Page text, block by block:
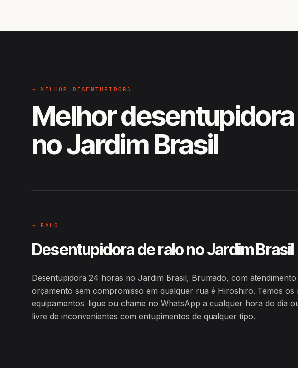
→ MELHOR DESENTUPIDORA
Melhor desentupidora
no Jardim Brasil
EM CAMPO
→ RALO
Desentupidora de ralo no Jardim Brasil
Desentupidora 24 horas no Jardim Brasil, Brumado, com atendimento
orçamento sem compromisso em qualquer rua é Hiroshiro. Temos os
equipamentos: ligue ou chame no WhatsApp a qualquer hora do dia
livre de inconvenientes com entupimentos de qualquer tipo.